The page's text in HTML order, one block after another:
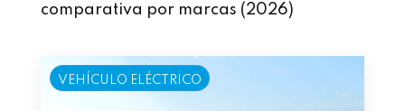
comparativa por marcas (2026)
VEHÍCULO ELÉCTRICO